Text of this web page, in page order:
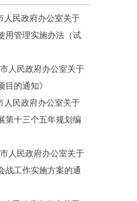
人民政府办公室关于
用管理实施办法（试
人民政府办公室关于
的通知》
人民政府办公室关于
第十三个五年规划编
人民政府办公室关于
战工作实施方案的通